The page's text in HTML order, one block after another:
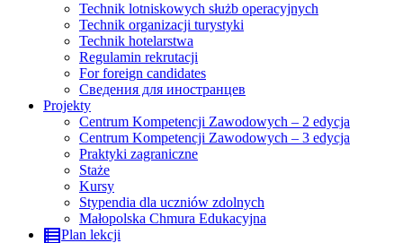
Technik lotniskowych służb operacyjnych
Technik organizacji turystyki
Technik hotelarstwa
Regulamin rekrutacji
For foreign candidates
Сведения для иностранцев
Projekty
Centrum Kompetencji Zawodowych – 2 edycja
Centrum Kompetencji Zawodowych – 3 edycja
Praktyki zagraniczne
Staże
Kursy
Stypendia dla uczniów zdolnych
Małopolska Chmura Edukacyjna
Plan lekcji